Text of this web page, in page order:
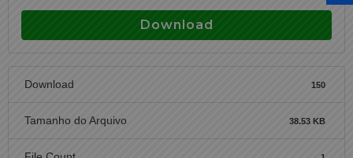
Download
Download 150
Tamanho do Arquivo 38.53 KB